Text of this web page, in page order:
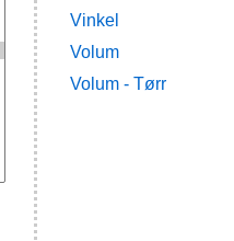
Vinkel
Volum
Volum - Tørr